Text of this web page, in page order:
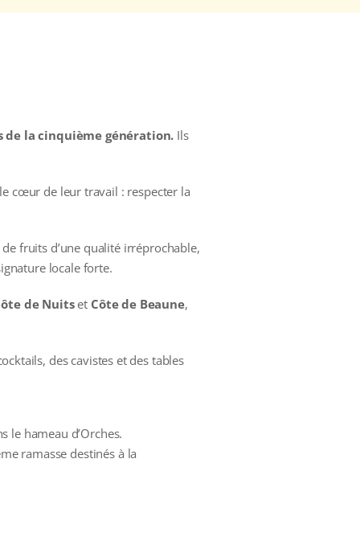
de la cinquième génération. Ils
le cœur de leur travail : respecter la
fruits d’une qualité irréprochable,
locale forte.
de Nuitset Côte de Beaune,
des cavistes et des tables
le hameau d’Orches.
ramasse destinés à la